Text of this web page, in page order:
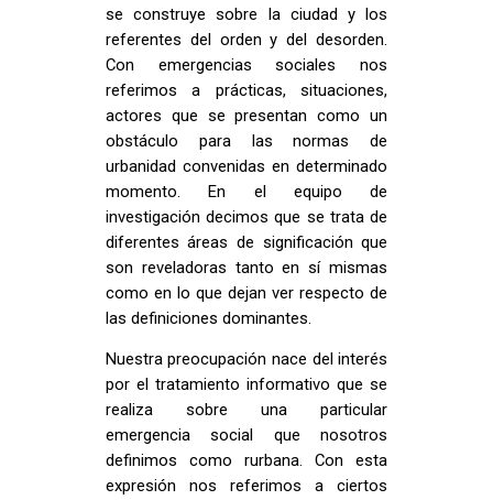
se construye sobre la ciudad y los
referentes del orden y del desorden.
Con emergencias sociales nos
referimos a prácticas, situaciones,
actores que se presentan como un
obstáculo para las normas de
urbanidad convenidas en determinado
momento. En el equipo de
investigación decimos que se trata de
diferentes áreas de significación que
son reveladoras tanto en sí mismas
como en lo que dejan ver respecto de
las definiciones dominantes.
Nuestra preocupación nace del interés
por el tratamiento informativo que se
realiza sobre una particular
emergencia social que nosotros
definimos como rurbana. Con esta
expresión nos referimos a ciertos